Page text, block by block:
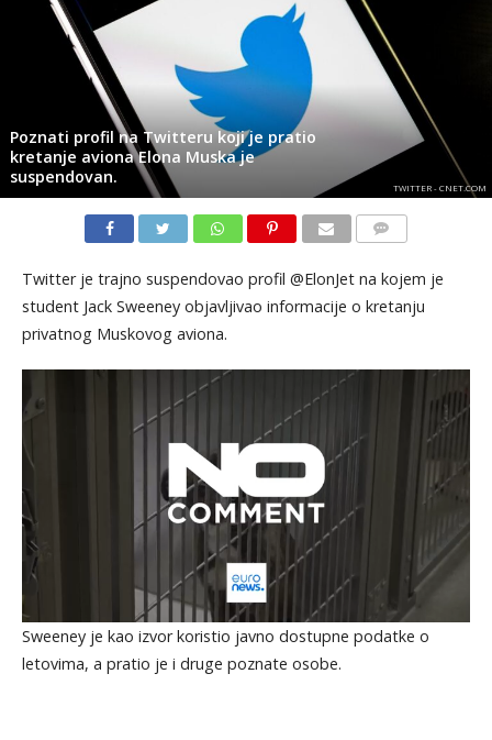
Poznati profil na Twitteru koji je pratio
kretanje aviona Elona Muska je
suspendovan.
TWITTER - CNET.COM
Twitter je trajno suspendovao profil @ElonJet na kojem je
student Jack Sweeney objavljivao informacije o kretanju
privatnog Muskovog aviona.
Sweeney je kao izvor koristio javno dostupne podatke o
letovima, a pratio je i druge poznate osobe.